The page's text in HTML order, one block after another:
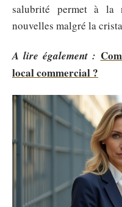
salubrité permet à la
nouvelles malgré la
A lire également :
local commercial ?